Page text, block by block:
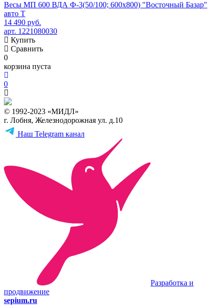
Весы МП 600 ВДА Ф-3(50/100; 600х800) "Восточный Базар"
авто Т
14 490 руб.
арт. 1221080030
Купить
Сравнить
0
корзина пуста
0
© 1992-2023 «МИДЛ»
г. Лобня, Железнодорожная ул. д.10
Наш Telegram канал
Разработка и
продвижение
sepium.ru